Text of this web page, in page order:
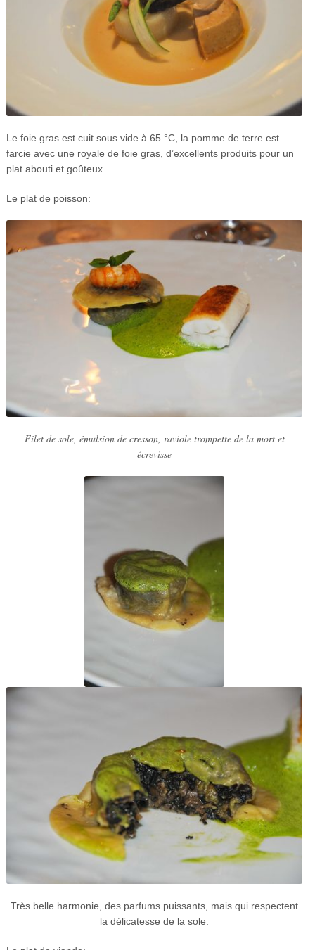
Le foie gras est cuit sous vide à 65 °C, la pomme de terre est
farcie avec une royale de foie gras, d’excellents produits pour un
plat abouti et goûteux.
Le plat de poisson:
Filet de sole, émulsion de cresson, raviole trompette de la mort et
écrevisse
Très belle harmonie, des parfums puissants, mais qui respectent
la délicatesse de la sole.